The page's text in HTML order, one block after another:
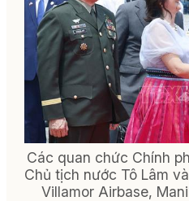
Các quan chức Chính
Chủ tịch nước Tô Lâm
Villamor Airbase,